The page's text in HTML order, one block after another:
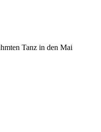
Tanz in den Mai